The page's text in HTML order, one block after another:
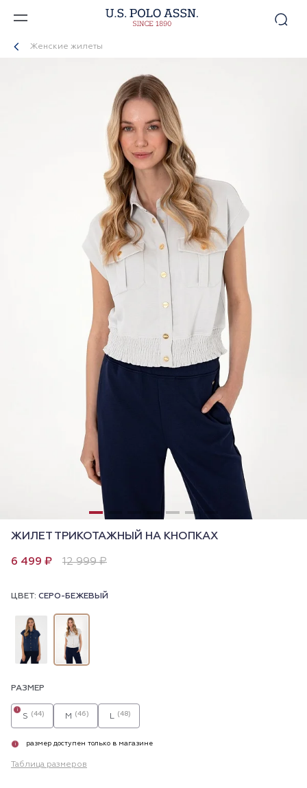
Женские жилеты
ЖИЛЕТ ТРИКОТАЖНЫЙ НА КНОПКАХ
6 499 ₽ 12 999 ₽
ЦВЕТ: СЕРО-БЕЖЕВЫЙ
РАЗМЕР
S (44)
i
M (46) L (48)
i размер доступен только в магазине
Таблица размеров